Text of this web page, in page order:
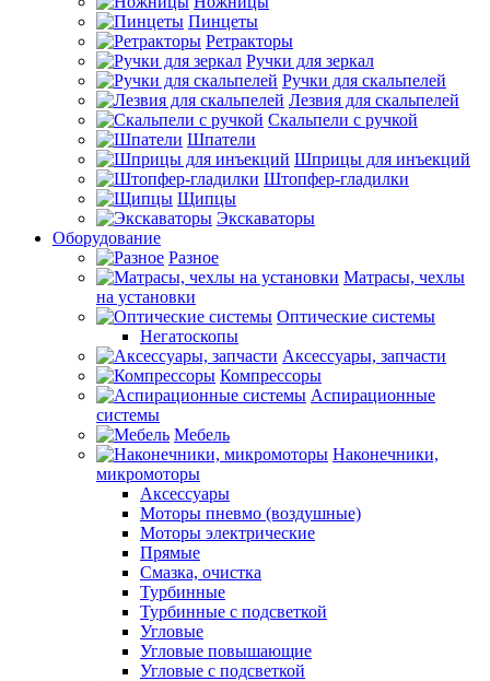
Пинцеты
Ретракторы
Ручки для зеркал
Ручки для скальпелей
Лезвия для скальпелей
Скальпели с ручкой
Шпатели
Шприцы для инъекций
Штопфер-гладилки
Щипцы
Экскаваторы
Оборудование
Разное
Матрасы, чехлы
на установки
Оптические системы
Негатоскопы
Аксессуары, запчасти
Компрессоры
Аспирационные
системы
Мебель
Наконечники,
микромоторы
Аксессуары
Моторы пневмо (воздушные)
Моторы электрические
Прямые
Смазка, очистка
Турбинные
Турбинные с подсветкой
Угловые
Угловые повышающие
Угловые с подсветкой